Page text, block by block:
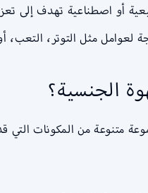
أو اصطناعية تهدف إلى
مثل التوتر، التعب، أو
الجنسية؟
متنوعة من المكونات